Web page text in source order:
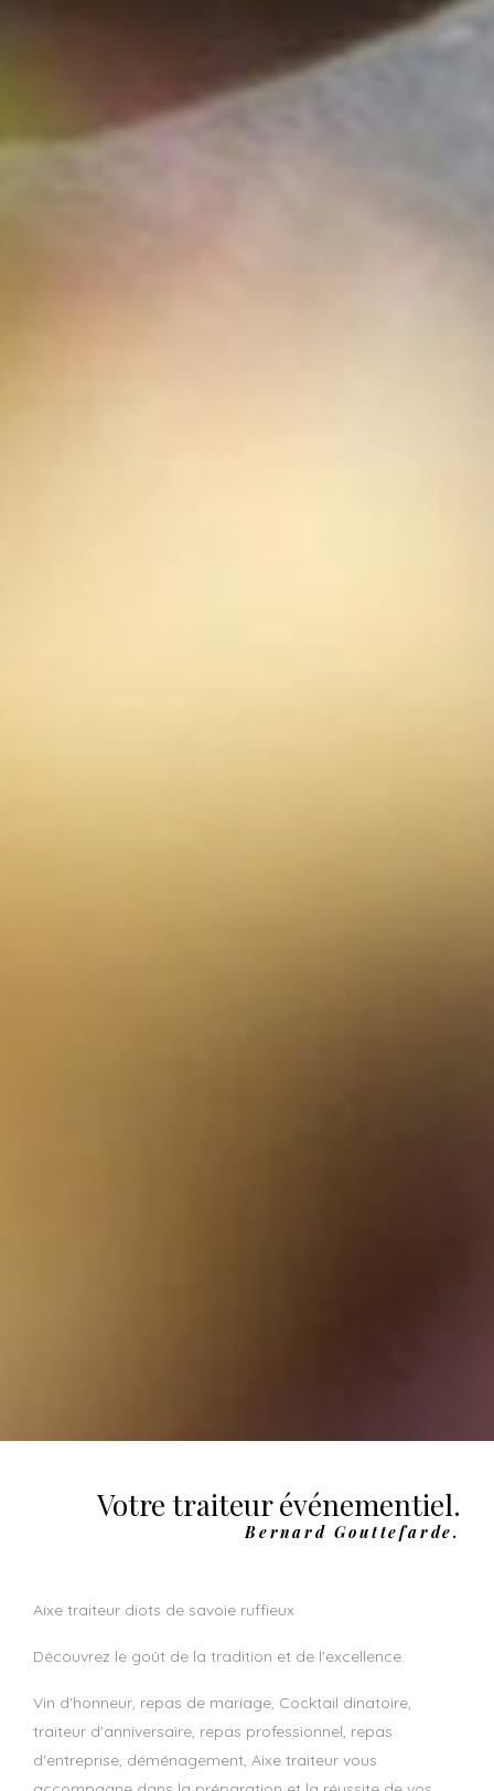
Votre traiteur événementiel.
Bernard Gouttefarde.
aixe traiteur diots de savoie ruffieux
Découvrez le goût de la tradition et de l'excellence.
Vin d'honneur, repas de mariage, Cocktail dinatoire,
traiteur d'anniversaire, repas professionnel, repas
d'entreprise, déménagement, Aixe traiteur vous